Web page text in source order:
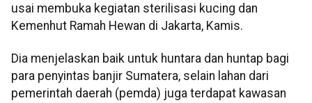
usai membuka kegiatan sterilisasi kucing dan
Kemenhut Ramah Hewan di Jakarta, Kamis.
Dia menjelaskan baik untuk huntara dan huntap bagi
para penyintas banjir Sumatera, selain lahan dari
pemerintah daerah (pemda) juga terdapat kawasan